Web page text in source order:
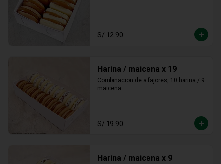
S/ 12.90
Harina / maicena x 19
Combinacion de alfajores, 10 harina / 9
maicena
S/ 19.90
Harina / maicena x 9